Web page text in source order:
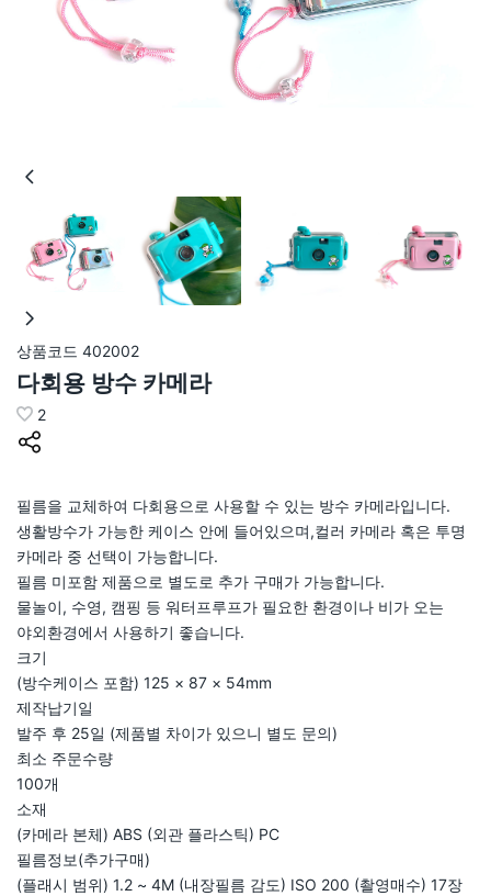
상품코드 402002
다회용 방수 카메라
2
필름을 교체하여 다회용으로 사용할 수 있는 방수 카메라입니다.
생활방수가 가능한 케이스 안에 들어있으며,컬러 카메라 혹은 투명
카메라 중 선택이 가능합니다.
필름 미포함 제품으로 별도로 추가 구매가 가능합니다.
물놀이, 수영, 캠핑 등 워터프루프가 필요한 환경이나 비가 오는
야외환경에서 사용하기 좋습니다.
크기
(방수케이스 포함) 125 × 87 × 54mm
제작납기일
발주 후 25일 (제품별 차이가 있으니 별도 문의)
최소 주문수량
100개
소재
(카메라 본체) ABS (외관 플라스틱) PC
필름정보(추가구매)
(플래시 범위) 1.2 ~ 4M (내장필름 감도) ISO 200 (촬영매수) 17장